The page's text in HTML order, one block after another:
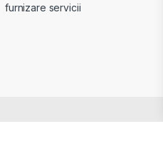
furnizare servicii